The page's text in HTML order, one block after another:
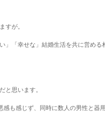
すが。
「幸せな」結婚生活を共に営める
と思います。
も感じず、同時に数人の男性と器